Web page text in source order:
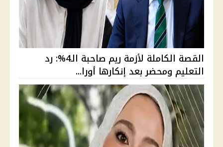
القصة الكاملة لأزمة ريم صاحبة الـ4%: رد
التعليم ومحضر بعد إنكارها أورا...